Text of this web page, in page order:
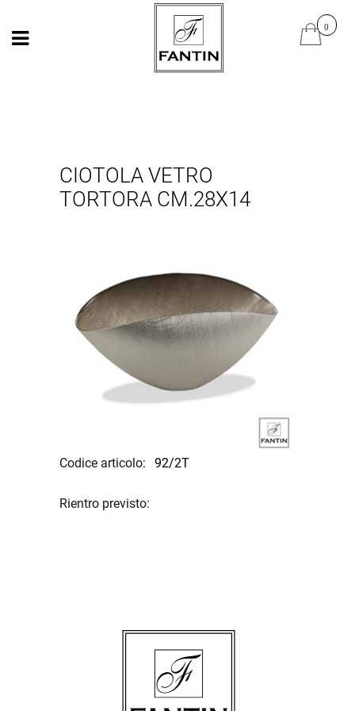
Open Open
CIOTOLA VETRO
TORTORA CM.28X14
Codice articolo: 92/2T
Rientro previsto: